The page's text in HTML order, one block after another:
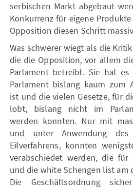
serbischen Markt abgebaut
Konkurrenz für eigene
Opposition diesen Schritt
Was schwerer wiegt als die
die die Opposition, vor allem
Parlament betreibt. Sie hat es
Parlament bislang kaum zum
ist und die vielen Gesetze, für
lobt, bislang nicht im
werden konnten. Nur mit
und unter Anwendung des
Eilverfahrens, konnten
verabschiedet werden, die für
und die white Schengen list am
Die Geschäftsordnung